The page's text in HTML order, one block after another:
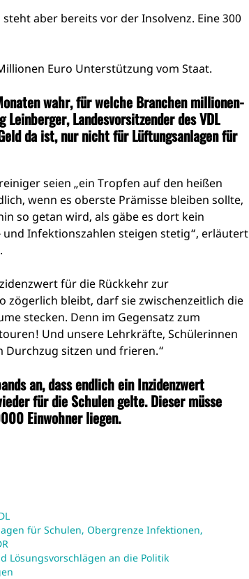
aber bereits vor der Insolvenz. Eine 300
Euro Unterstützung vom Staat.
wahr, für welche Branchen millionen-
Landesvorsitzender des VDL
da ist, nur nicht für Lüftungsanlagen für
seien „ein Tropfen auf den heißen
wenn es oberste Prämisse bleiben sollte,
so getan wird, als gäbe es dort kein
Infektionszahlen steigen stetig“, erläutert
für die Rückkehr zur
zögerlich bleibt, darf sie zwischenzeitlich die
stecken. Denn im Gegensatz zum
Und unsere Lehrkräfte, Schülerinnen
Durchzug sitzen und frieren.“
an, dass endlich ein Inzidenzwert
für die Schulen gelte. Dieser müsse
Einwohner liegen.
für Schulen,Obergrenze Infektionen,
Lösungsvorschlägen an die Politik